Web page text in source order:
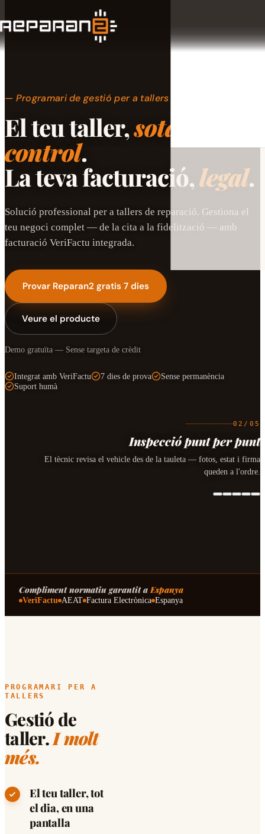
Programari de gestió per a tallers
El teu taller,sota
control.
La teva facturació,legal.
Solució professional per a tallers de reparació. Gestiona el
teu negoci complet — de la cita a la fidelització — amb
facturació VeriFactu integrada.
Provar Reparan2 gratis 7 dies
Veure el producte
Demo gratuïta — Sense targeta de crèdit
Integrat amb VeriFactu 7 dies de prova
Sense permanència
Suport humà
02 / 05
Inspecció punt per punt
El tècnic revisa el vehicle des de la tauleta — fotos, estat i firma
queden a l'ordre.
Compliment normatiu garantit aEspanya
VeriFactu AEAT Factura Electrònica Espanya
PROGRAMARI PER A
TALLERS
Gestió de
taller.I molt
més.
El teu taller, tot
el dia, en una
pantalla